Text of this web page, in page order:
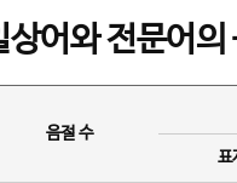
상어와 전문어의
음절 수
표